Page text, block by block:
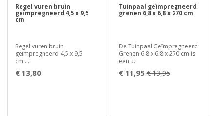
Regel vuren bruin
geïmpregneerd 4,5 x 9,5
cm
Regel vuren bruin
geïmpregneerd 4,5 x 9,5
cm....
€ 13,80
Tuinpaal geïmpregneerd
grenen 6,8 x 6,8 x 270 cm
De Tuinpaal Geïmpregneerd
Grenen 6.8 x 6.8 x 270 cm is
een u..
€ 11,95 € 13,95